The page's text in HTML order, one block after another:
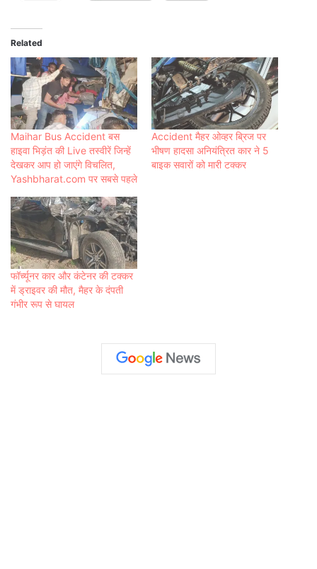
Related
Maihar Bus Accident बस
हाइवा भिड़ंत की Live तस्वीरें जिन्हें
देखकर आप हो जाएंगे विचलित,
Yashbharat.com पर सबसे पहले
Accident मैहर ओव्हर ब्रिज पर
भीषण हादसा अनियंत्रित कार ने 5
बाइक सवारों को मारी टक्कर
फॉर्च्यूनर कार और कंटेनर की टक्कर
में ड्राइवर की मौत, मैहर के दंपती
गंभीर रूप से घायल